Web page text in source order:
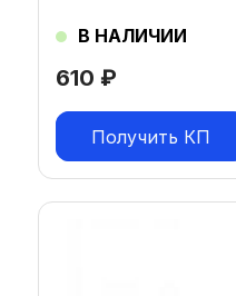
610 ₽
В НАЛИЧИИ
Получить КП